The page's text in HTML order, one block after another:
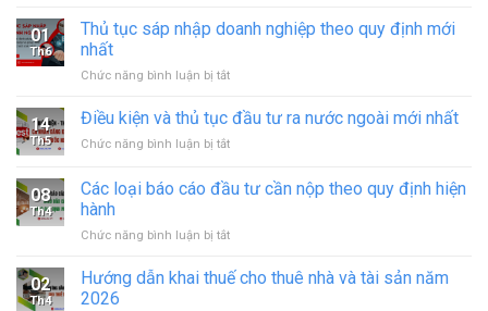
giấy
động
–
ký
động
nhất
01
Th6
Thủ tục sáp nhập doanh nghiệp theo quy định mới
nhất
Chức năng bình luận bị tắtở
tục
nhập
nghiệp
định
nhất
14
Th5
Điều kiện và thủ tục đầu tư ra nước ngoài mới nhất
Chức năng bình luận bị tắtở
kiện
và
tục
tư
08
Th4
Các loại báo cáo đầu tư cần nộp theo quy định hiện
hành
Chức năng bình luận bị tắtở
loại
02
Th4
Hướng dẫn khai thuế cho thuê nhà và tài sản năm
2026